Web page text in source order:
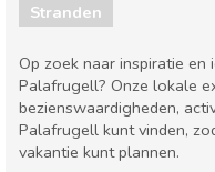
Stranden
Op zoek naar inspiratie
Palafrugell? Onze lokale
bezienswaardigheden,
Palafrugell kunt vinden,
vakantie kunt plannen.